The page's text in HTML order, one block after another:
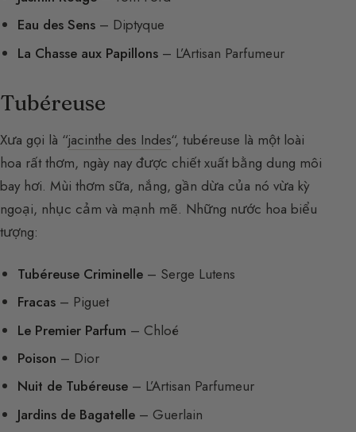
Eau des Sens – Diptyque
La Chasse aux Papillons – L’Artisan Parfumeur
Tubéreuse
Xưa gọi là “jacinthe des Indes“, tubéreuse là một loài
hoa rất thơm, ngày nay được chiết xuất bằng dung môi
bay hơi. Mùi thơm sữa, nắng, gần dừa của nó vừa kỳ
ngoại, nhục cảm và mạnh mẽ. Những nước hoa biểu
tượng:
Tubéreuse Criminelle – Serge Lutens
Fracas – Piguet
Le Premier Parfum – Chloé
Poison – Dior
Nuit de Tubéreuse – L’Artisan Parfumeur
Jardins de Bagatelle – Guerlain